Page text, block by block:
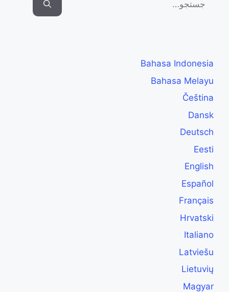
Bahasa Indonesia
Bahasa Melayu
Čeština
Dansk
Deutsch
Eesti
English
Español
Français
Hrvatski
Italiano
Latviešu
Lietuvių
Magyar